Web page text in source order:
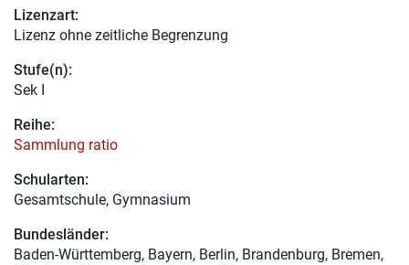
Lizenzart:
Lizenz ohne zeitliche Begrenzung
Stufe(n):
Sek I
Reihe:
Sammlung ratio
Schularten:
Gesamtschule, Gymnasium
Bundesländer:
Baden-Württemberg, Bayern, Berlin, Brandenburg, Bremen,